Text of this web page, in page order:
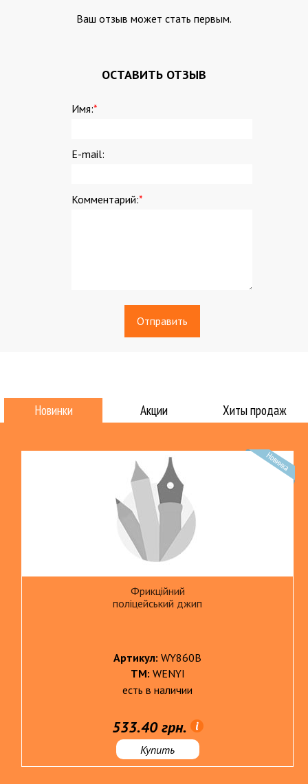
Ваш отзыв может стать первым.
ОСТАВИТЬ ОТЗЫВ
Имя:*
E-mail:
Комментарий:*
Новинки Акции Хиты продаж
Фрикційний
поліцейський джип
Артикул: WY860B
ТМ: WENYI
есть в наличии
533.40 грн.
Купить